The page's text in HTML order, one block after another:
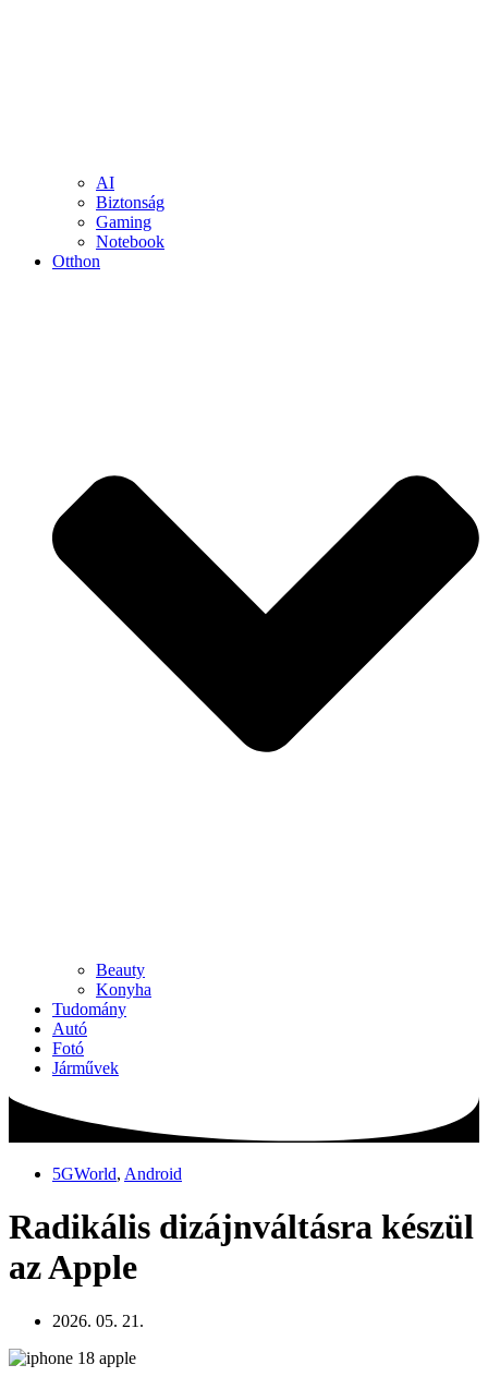
AI
Biztonság
Gaming
Notebook
Otthon
Beauty
Konyha
Tudomány
Autó
Fotó
Járművek
5GWorld, Android
Radikális dizájnváltásra készül
az Apple
2026. 05. 21.